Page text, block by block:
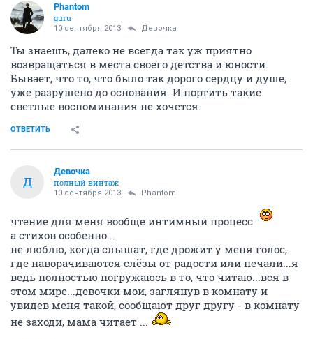
Phantom
guru
10 сентября 2013 Девочка
Ты знаешь, далеко не всегда так уж приятно
возвращаться в места своего детства и юности.
Бывает, что то, что было так дорого сердцу и душе,
уже разрушено до основания. И портить такие
светлые воспоминания не хочется.
ОТВЕТИТЬ
Д
Девочка
полный винтаж
10 сентября 2013 Phantom
чтение для меня вообще интимный процесс
а стихов особенно...
не люблю, когда слышат, где дрожит у меня голос,
где наворачиваются слёзы от радости или печали...я
ведь полностью погружаюсь в то, что читаю...вся в
этом мире...девочки мои, заглянув в комнату и
увидев меня такой, сообщают друг другу - в комнату
не заходи, мама читает ...